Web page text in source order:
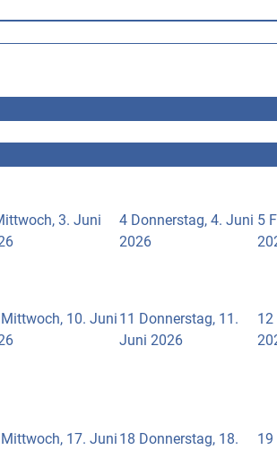
3. Juni
4 Donnerstag, 4. Juni
2026
5
Mittwoch, 10. Juni 11 Donnerstag, 11.
Juni 2026
12
Mittwoch, 17. Juni 18 Donnerstag, 18.
19